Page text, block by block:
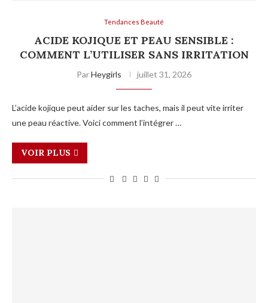
Tendances Beauté
ACIDE KOJIQUE ET PEAU SENSIBLE :
COMMENT L’UTILISER SANS IRRITATION
ParHeygirls juillet 31, 2026
L’acide kojique peut aider sur les taches, mais il peut vite irriter
une peau réactive. Voici comment l’intégrer …
VOIR PLUS